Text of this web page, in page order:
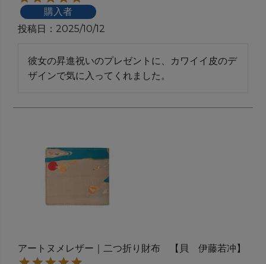
購入者
投稿日
2025/10/12
彼女の昇進祝いのプレゼントに、カワイイ皮のデ
ザインで気に入ってくれました。
アートヌメレザー｜二つ折り財布 【貝 伊藤若冲】